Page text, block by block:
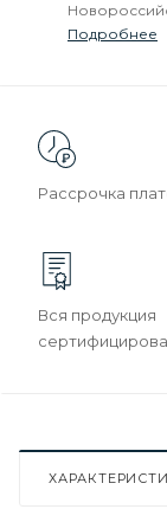
Подробнее
Рассрочка
Вся продукция